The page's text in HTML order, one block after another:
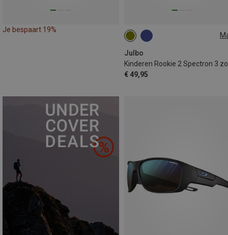
Je bespaart 19%
Julbo
€ 49,95
S | 8-12